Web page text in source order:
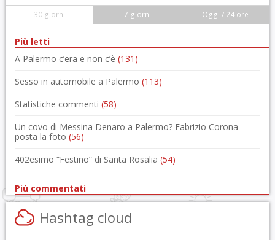
30 giorni 7 giorni Oggi / 24 ore
Più letti
A Palermo c’era e non c’è (131)
Sesso in automobile a Palermo (113)
Statistiche commenti (58)
Un covo di Messina Denaro a Palermo? Fabrizio Corona
posta la foto (56)
402esimo “Festino” di Santa Rosalia (54)
Più commentati
Hashtag cloud